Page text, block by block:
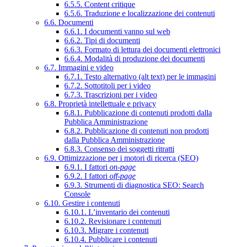
6.5.5. Content critique
6.5.6. Traduzione e localizzazione dei contenuti
6.6. Documenti
6.6.1. I documenti vanno sul web
6.6.2. Tipi di documenti
6.6.3. Formato di lettura dei documenti elettronici
6.6.4. Modalità di produzione dei documenti
6.7. Immagini e video
6.7.1. Testo alternativo (alt text) per le immagini
6.7.2. Sottotitoli per i video
6.7.3. Trascrizioni per i video
6.8. Proprietà intellettuale e privacy
6.8.1. Pubblicazione di contenuti prodotti dalla
Pubblica Amministrazione
6.8.2. Pubblicazione di contenuti non prodotti
dalla Pubblica Amministrazione
6.8.3. Consenso dei soggetti ritratti
6.9. Ottimizzazione per i motori di ricerca (SEO)
6.9.1. I fattori on-page
6.9.2. I fattori off-page
6.9.3. Strumenti di diagnostica SEO: Search
Console
6.10. Gestire i contenuti
6.10.1. L’inventario dei contenuti
6.10.2. Revisionare i contenuti
6.10.3. Migrare i contenuti
6.10.4. Pubblicare i contenuti